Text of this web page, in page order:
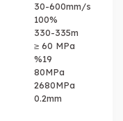
30-600mm/s
100%
330-335m
≥ 60 MPa
%19
80MPa
2680MPa
0.2mm